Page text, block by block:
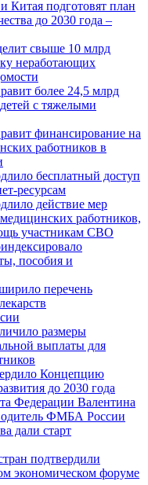
Китая подготовят план
до 2030 года –
свыше 10 млрд
неработающих
более 24,5 млрд
с тяжелыми
финансирование на
работников в
бесплатный доступ
ресурсам
действие мер
работников,
участникам СВО
пособия и
перечень
размеры
выплаты для
Концепцию
до 2030 года
Федерации Валентина
ФМБА России
дали старт
подтвердили
экономическом форуме